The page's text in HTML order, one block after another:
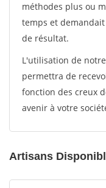
méthodes plus ou
temps et
de résultat.
L'utilisation de
permettra de
fonction des creux
avenir à votre
Artisans